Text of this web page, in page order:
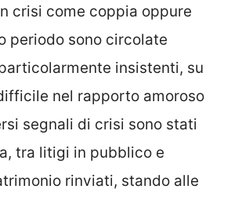
crisi come coppia oppure
periodo sono circolate
insistenti, su
nel rapporto amoroso
segnali di crisi sono stati
tra litigi in pubblico e
rinviati, stando alle